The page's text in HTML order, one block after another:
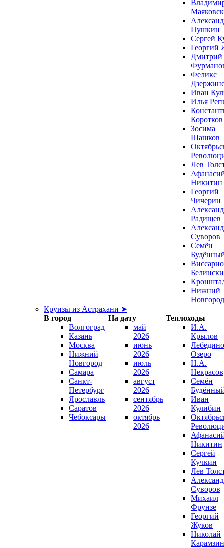
Пушкин
Сергей
Георгий
Дмитрий
Феликс
Иван
Илья
Коротков
Зосима
Шашков
Лев
Никитин
Георгий
Чичерин
Радищев
Суворов
Семён
Нижний
Новгород
Круизы из Астрахани ➤
В город
На дату
Теплоходы
Волгоград
Казань
Москва
Нижний
Новгород
Самара
Санкт-
Петербург
Ярославль
Саратов
Чебоксары
май
2026
июнь
2026
июль
2026
август
2026
сентябрь
2026
октябрь
2026
И.А.
Крылов
Озеро
Н.А.
Некрасов
Семён
Иван
Кулибин
Никитин
Сергей
Кучкин
Лев
Суворов
Михаил
Фрунзе
Георгий
Жуков
Николай
Карамзин